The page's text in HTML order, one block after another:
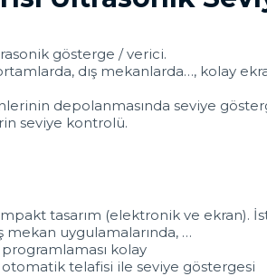
gösterge / verici.
ortamlarda, dış mekanlarda…, kolay
depolanmasında seviye
seviye kontrolü.
tasarım (elektronik ve ekran).
mekan uygulamalarında, …
kolay
otomatik telafisi ile seviye göstergesi